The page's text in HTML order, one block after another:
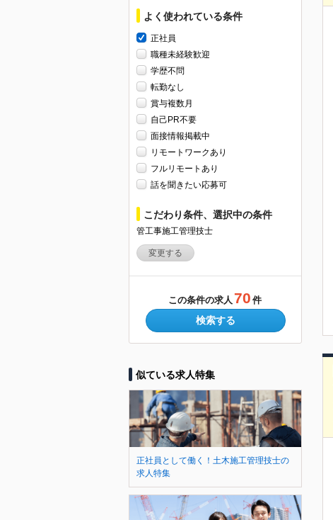
よく使われている条件
正社員
職種未経験歓迎
学歴不問
転勤なし
賞与複数月
自己PR不要
面接情報掲載中
リモートワークあり
フルリモートあり
話を聞きたい応募可
こだわり条件、選択中の条件
管工事施工管理技士
変更する
この条件の求人 70 件
検索する
似ている求人特集
正社員として働く！土木施工管理技士の
求人特集